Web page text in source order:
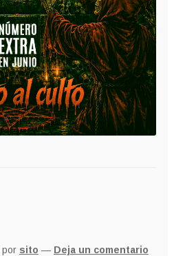
por sito — Deja un comentario